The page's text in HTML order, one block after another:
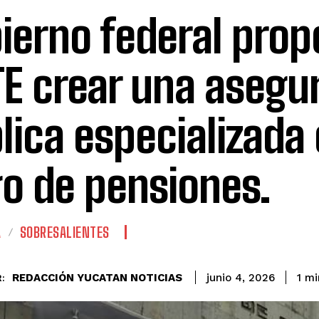
federal
crear una
especializada
de pensiones.
SOBRESALIENTES
REDACCIÓN YUCATAN NOTICIAS junio 4, 2026 1